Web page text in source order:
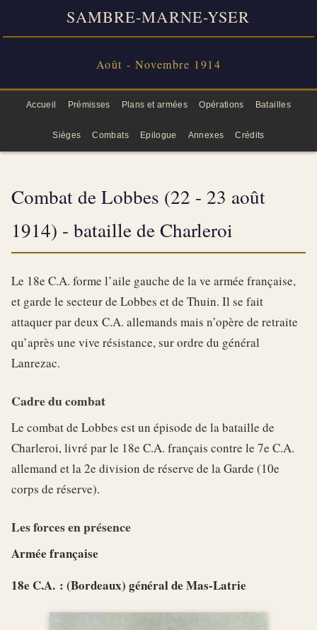
SAMBRE-MARNE-YSER
Août - Novembre 1914
Accueil Prémisses Plans et armées Opérations Batailles
Sièges Combats Epilogue Annexes Crédits
Combat de Lobbes (22 - 23 août
1914) - bataille de Charleroi
Le 18e C.A. forme l’aile gauche de la ve armée française,
et garde le secteur de Lobbes et de Thuin. Il se fait
attaquer par deux C.A. allemands mais n’opère de retraite
qu’après une vive résistance, sur ordre du général
Lanrezac.
Cadre du combat
Le combat de Lobbes est un épisode de la bataille de
Charleroi, livré par le 18e C.A. français contre le 7e C.A.
allemand et la 2e division de réserve de la Garde (10e
corps de réserve).
Les forces en présence
Armée française
18e C.A. : (Bordeaux) général de Mas-Latrie